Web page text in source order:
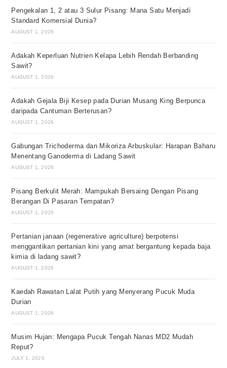
Pengekalan 1, 2 atau 3 Sulur Pisang: Mana Satu Menjadi
Standard Komersial Dunia?
AUGUST 1, 2026
Adakah Keperluan Nutrien Kelapa Lebih Rendah Berbanding
Sawit?
AUGUST 1, 2026
Adakah Gejala Biji Kesep pada Durian Musang King Berpunca
daripada Cantuman Berterusan?
AUGUST 1, 2026
Gabungan Trichoderma dan Mikoriza Arbuskular: Harapan Baharu
Menentang Ganoderma di Ladang Sawit
AUGUST 1, 2026
Pisang Berkulit Merah: Mampukah Bersaing Dengan Pisang
Berangan Di Pasaran Tempatan?
AUGUST 1, 2026
Pertanian janaan (regenerative agriculture) berpotensi
menggantikan pertanian kini yang amat bergantung kepada baja
kimia di ladang sawit?
AUGUST 1, 2026
Kaedah Rawatan Lalat Putih yang Menyerang Pucuk Muda
Durian
AUGUST 1, 2026
Musim Hujan: Mengapa Pucuk Tengah Nanas MD2 Mudah
Reput?
JULY 1, 2026